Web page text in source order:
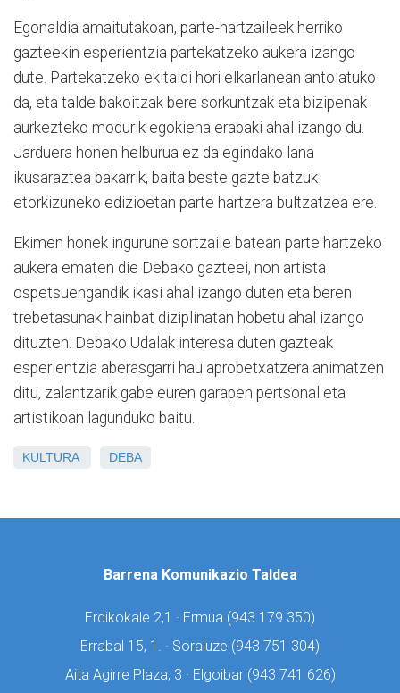
Egonaldia amaitutakoan, parte-hartzaileek herriko
gazteekin esperientzia partekatzeko aukera izango
dute. Partekatzeko ekitaldi hori elkarlanean antolatuko
da, eta talde bakoitzak bere sorkuntzak eta bizipenak
aurkezteko modurik egokiena erabaki ahal izango du.
Jarduera honen helburua ez da egindako lana
ikusaraztea bakarrik, baita beste gazte batzuk
etorkizuneko edizioetan parte hartzera bultzatzea ere.
Ekimen honek ingurune sortzaile batean parte hartzeko
aukera ematen die Debako gazteei, non artista
ospetsuengandik ikasi ahal izango duten eta beren
trebetasunak hainbat diziplinatan hobetu ahal izango
dituzten. Debako Udalak interesa duten gazteak
esperientzia aberasgarri hau aprobetxatzera animatzen
ditu, zalantzarik gabe euren garapen pertsonal eta
artistikoan lagunduko baitu.
KULTURA DEBA
Barrena Komunikazio Taldea
Erdikokale 2,1 · Ermua (943 179 350)
Errabal 15, 1. · Soraluze (943 751 304)
Aita Agirre Plaza, 3 · Elgoibar (943 741 626)